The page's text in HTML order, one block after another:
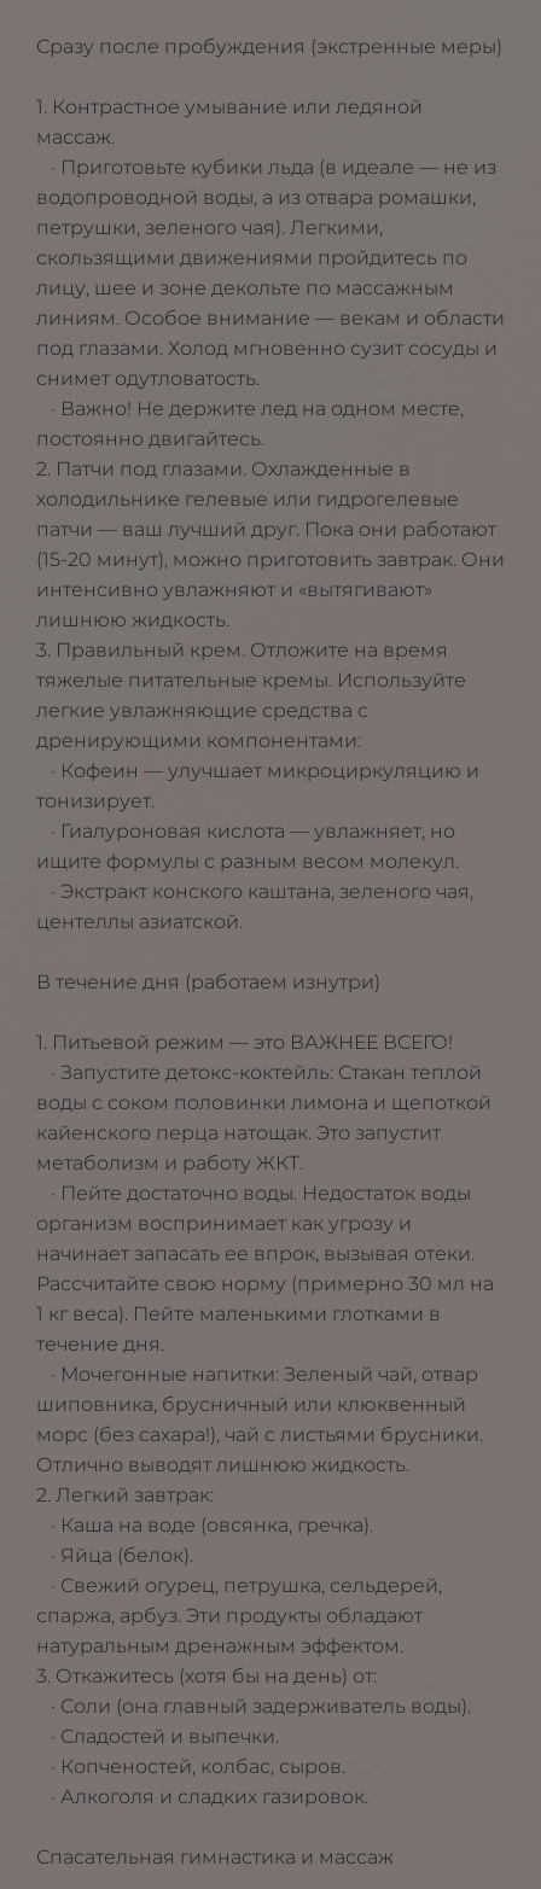
Сразу после пробуждения (экстренные меры)
1. Контрастное умывание или ледяной
массаж.
· Приготовьте кубики льда (в идеале — не из
водопроводной воды, а из отвара ромашки,
петрушки, зеленого чая). Легкими,
скользящими движениями пройдитесь по
лицу, шее и зоне декольте по массажным
линиям. Особое внимание — векам и области
под глазами. Холод мгновенно сузит сосуды и
снимет одутловатость.
· Важно! Не держите лед на одном месте,
постоянно двигайтесь.
2. Патчи под глазами. Охлажденные в
холодильнике гелевые или гидрогелевые
патчи — ваш лучший друг. Пока они работают
(15-20 минут), можно приготовить завтрак. Они
интенсивно увлажняют и «вытягивают»
лишнюю жидкость.
3. Правильный крем. Отложите на время
тяжелые питательные кремы. Используйте
легкие увлажняющие средства с
дренирующими компонентами:
· Кофеин — улучшает микроциркуляцию и
тонизирует.
· Гиалуроновая кислота — увлажняет, но
ищите формулы с разным весом молекул.
· Экстракт конского каштана, зеленого чая,
центеллы азиатской.
В течение дня (работаем изнутри)
1. Питьевой режим — это ВАЖНЕЕ ВСЕГО!
· Запустите детокс-коктейль: Стакан теплой
воды с соком половинки лимона и щепоткой
кайенского перца натощак. Это запустит
метаболизм и работу ЖКТ.
· Пейте достаточно воды. Недостаток воды
организм воспринимает как угрозу и
начинает запасать ее впрок, вызывая отеки.
Рассчитайте свою норму (примерно 30 мл на
1 кг веса). Пейте маленькими глотками в
течение дня.
· Мочегонные напитки: Зеленый чай, отвар
шиповника, брусничный или клюквенный
морс (без сахара!), чай с листьями брусники.
Отлично выводят лишнюю жидкость.
2. Легкий завтрак:
· Каша на воде (овсянка, гречка).
· Яйца (белок).
· Свежий огурец, петрушка, сельдерей,
спаржа, арбуз. Эти продукты обладают
натуральным дренажным эффектом.
3. Откажитесь (хотя бы на день) от:
· Соли (она главный задерживатель воды).
· Сладостей и выпечки.
· Копченостей, колбас, сыров.
· Алкоголя и сладких газировок.
Спасательная гимнастика и массаж